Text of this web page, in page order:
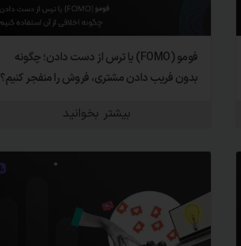
فومو (FOMO) یا ترس از دست دادن؛ چگونه
بدون فریب دادن مشتری، فروش را منفجر کنیم؟
بیشتر بخوانید